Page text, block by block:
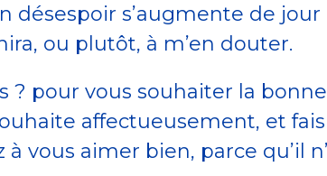
désespoir s’augmente de jour
ou plutôt, à m’en douter.
? pour vous souhaiter la bonne
affectueusement, et fais
vous aimer bien, parce qu’il